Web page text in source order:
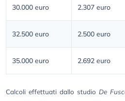
30.000 euro 2.307 euro
32.500 euro 2.500 euro
35.000 euro 2.692 euro
Calcoli effettuati dallo studio De